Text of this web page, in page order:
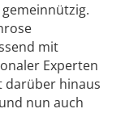
mit
Experten
darüber hinaus
nun auch